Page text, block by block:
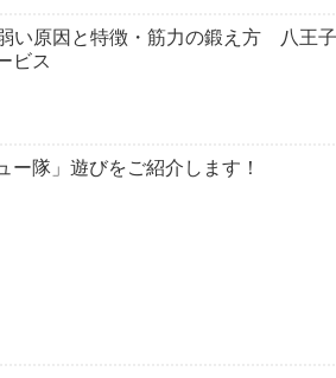
い原因と特徴・筋力の鍛え方 八王
ビス
隊」遊びをご紹介します！